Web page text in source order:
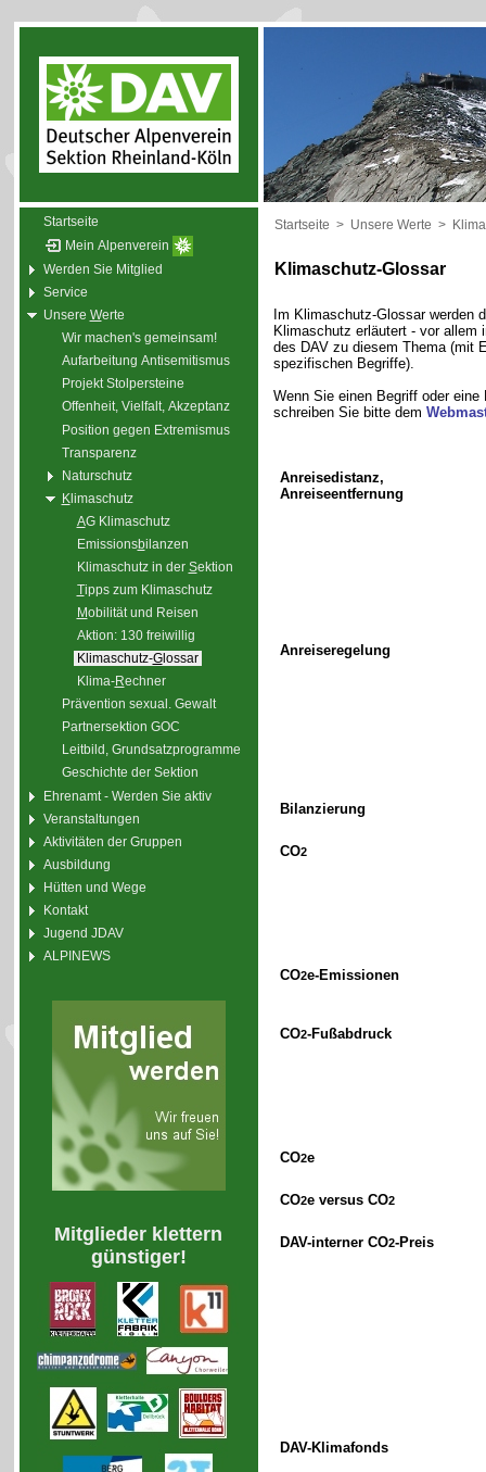
Startseite
Mein Alpenverein
Werden Sie Mitglied
Service
Unsere Werte
Wir machen's gemeinsam!
Aufarbeitung Antisemitismus
Projekt Stolpersteine
Offenheit, Vielfalt, Akzeptanz
Position gegen Extremismus
Transparenz
Naturschutz
Klimaschutz
AG Klimaschutz
Emissionsbilanzen
Klimaschutz in der Sektion
Tipps zum Klimaschutz
Mobilität und Reisen
Aktion: 130 freiwillig
Klimaschutz-Glossar
Klima-Rechner
Prävention sexual. Gewalt
Partnersektion GOC
Leitbild, Grundsatzprogramme
Geschichte der Sektion
Ehrenamt - Werden Sie aktiv
Veranstaltungen
Aktivitäten der Gruppen
Ausbildung
Hütten und Wege
Kontakt
Jugend JDAV
ALPINEWS
Mitglieder klettern
günstiger!
Startseite > Unsere Werte >
Klimaschutz-Glossar
Im Klimaschutz-Glossar werden
Klimaschutz erläutert - vor allem
des DAV zu diesem Thema (mit
spezifischen Begriffe).
Wenn Sie einen Begriff oder
schreiben Sie bitte dem
Anreisedistanz,
Anreiseentfernung
Anreiseregelung
Bilanzierung
CO2
CO2e-Emissionen
CO2-Fußabdruck
CO2e
CO2e versus CO2
DAV-interner CO2-Preis
DAV-Klimafonds